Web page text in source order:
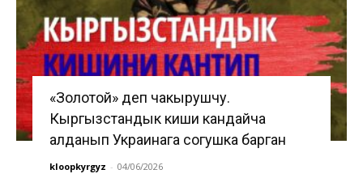
«Золотой» деп чакырушчу.
Кыргызстандык киши кандайча
алданып Украинага согушка барган
kloopkyrgyz - 04/06/2026